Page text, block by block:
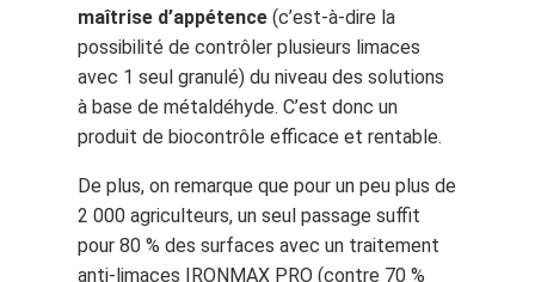
maîtrise d’appétence(c’est-à-dire la
possibilité de contrôler plusieurs limaces
avec 1 seul granulé) du niveau des solutions
à base de métaldéhyde. C’est donc un
produit de biocontrôle efficace et rentable.
De plus, on remarque que pour un peu plus de
2 000 agriculteurs, un seul passage suffit
pour 80 % des surfaces avec un traitement
anti-limaces IRONMAX PRO (contre 70 %